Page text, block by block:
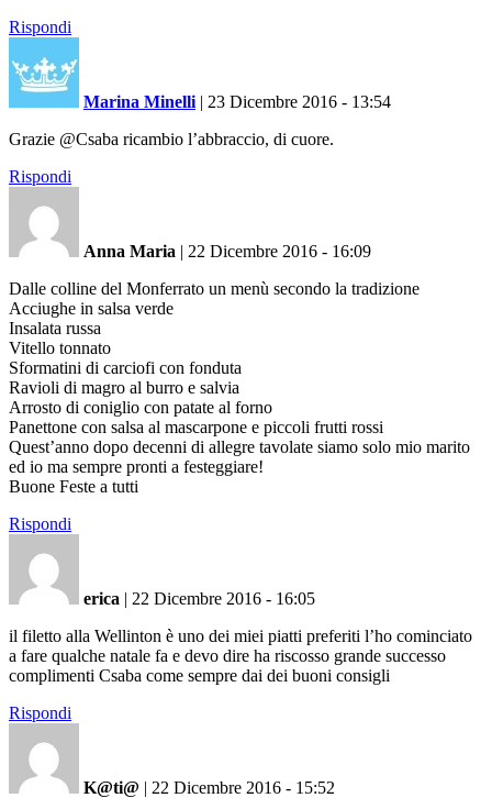
Rispondi
Marina Minelli | 23 Dicembre 2016 - 13:54
Grazie @Csaba ricambio l’abbraccio, di cuore.
Rispondi
Anna Maria | 22 Dicembre 2016 - 16:09
Dalle colline del Monferrato un menù secondo la tradizione
Acciughe in salsa verde
Insalata russa
Vitello tonnato
Sformatini di carciofi con fonduta
Ravioli di magro al burro e salvia
Arrosto di coniglio con patate al forno
Panettone con salsa al mascarpone e piccoli frutti rossi
Quest’anno dopo decenni di allegre tavolate siamo solo mio marito
ed io ma sempre pronti a festeggiare!
Buone Feste a tutti
Rispondi
erica | 22 Dicembre 2016 - 16:05
il filetto alla Wellinton è uno dei miei piatti preferiti l’ho cominciato
a fare qualche natale fa e devo dire ha riscosso grande successo
complimenti Csaba come sempre dai dei buoni consigli
Rispondi
K@ti@ | 22 Dicembre 2016 - 15:52